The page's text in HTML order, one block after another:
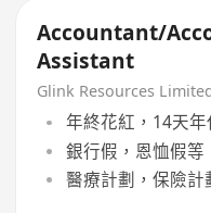
Accountant/
Assistant
Glink Resources
年終花紅，14天
銀行假，恩恤假等
醫療計劃，保險計